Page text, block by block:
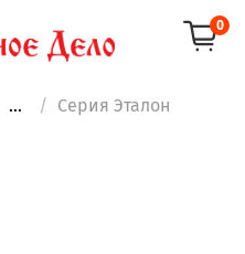
0
... Серия Эталон